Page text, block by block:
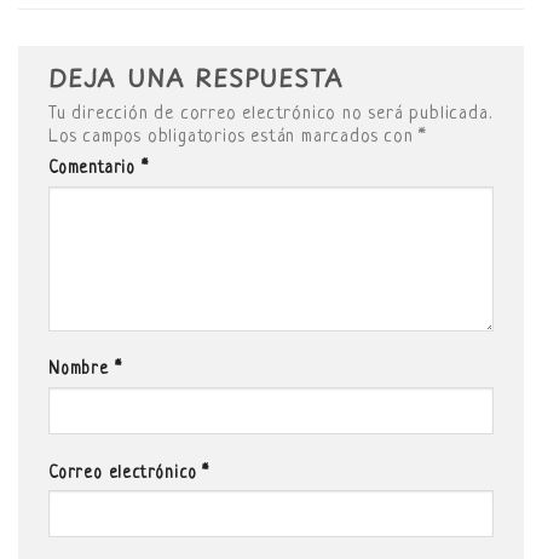
DEJA UNA RESPUESTA
Tu dirección de correo electrónico no será publicada.
Los campos obligatorios están marcados con*
Comentario *
Nombre *
Correo electrónico*